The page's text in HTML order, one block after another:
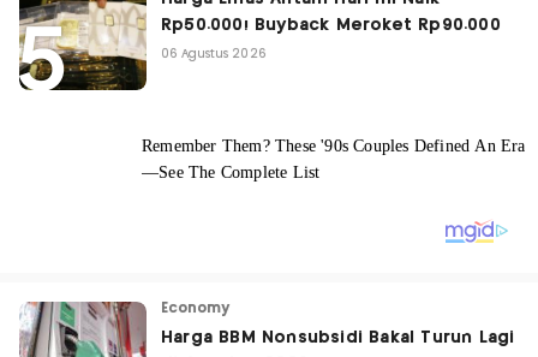
Rp50.000! Buyback Meroket Rp90.000
06 Agustus 2026
Economy
Harga BBM Nonsubsidi Bakal Turun Lagi